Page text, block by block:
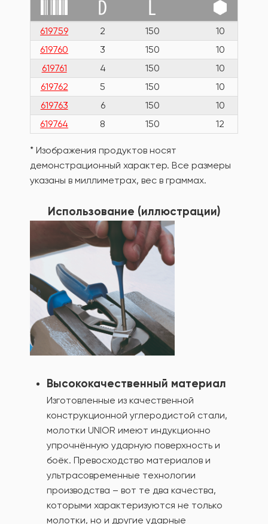
619759 2 150
10
619760
3 150
10
619761
4 150
10
619762
5 150
10
619763
6 150
10
619764
8 150 12
* Изображения продуктов носят
демонстрационный характер. Все размеры
указаны в миллиметрах, вес в граммах.
Использование (иллюстрации)
Высококачественный материал
Изготовленные из качественной
конструкционной углеродистой стали,
молотки UNIOR имеют индукционно
упрочнённую ударную поверхность и
боёк. Превосходство материалов и
ультрасовременные технологии
производства – вот те два качества,
которыми характеризуются не только
молотки, но и другие ударные